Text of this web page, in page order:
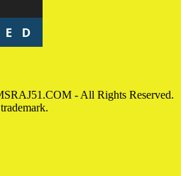
- All Rights Reserved.